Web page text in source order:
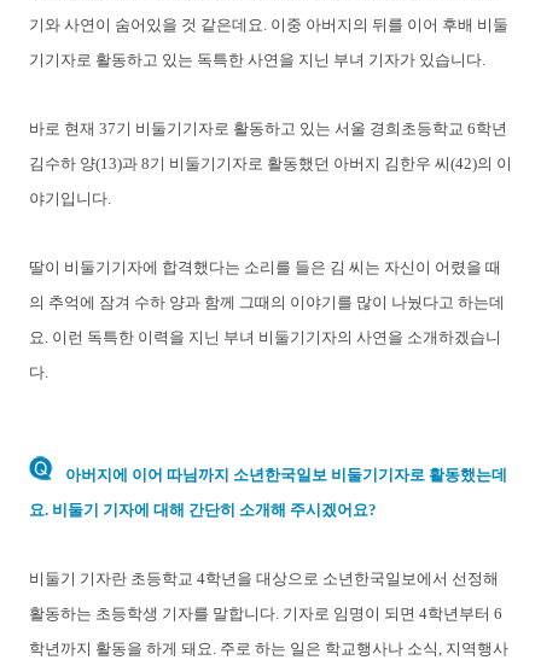
기와 사연이 숨어있을 것 같은데요. 이중 아버지의 뒤를 이어 후배 비둘
기기자로 활동하고 있는 독특한 사연을 지닌 부녀 기자가 있습니다.
바로 현재 37기 비둘기기자로 활동하고 있는 서울 경희초등학교 6학년
김수하 양(13)과 8기 비둘기기자로 활동했던 아버지 김한우 씨(42)의 이
야기입니다.
딸이 비둘기기자에 합격했다는 소리를 들은 김 씨는 자신이 어렸을 때
의 추억에 잠겨 수하 양과 함께 그때의 이야기를 많이 나눴다고 하는데
요. 이런 독특한 이력을 지닌 부녀 비둘기기자의 사연을 소개하겠습니
다.
아버지에 이어 따님까지 소년한국일보 비둘기기자로 활동했는데
요. 비둘기 기자에 대해 간단히 소개해 주시겠어요?
비둘기 기자란 초등학교 4학년을 대상으로 소년한국일보에서 선정해
활동하는 초등학생 기자를 말합니다. 기자로 임명이 되면 4학년부터 6
학년까지 활동을 하게 돼요. 주로 하는 일은 학교행사나 소식, 지역행사